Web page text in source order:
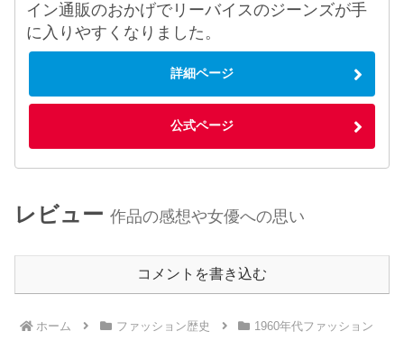
イン通販のおかげでリーバイスのジーンズが手
に入りやすくなりました。
詳細ページ
公式ページ
レビュー 作品の感想や女優への思い
コメントを書き込む
ホーム ファッション歴史 1960年代ファッション